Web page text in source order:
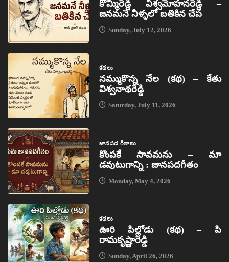
కొమ్మిరెడ్డి విశ్వమోహనరెడ్డి –
జనమనే నీళ్ళలో బతికిన చేప
Sunday, July 12, 2026
కథలు
నమ్ముకొన్న నేల (కథ) – కేతు
విశ్వనాథరెడ్డి
Saturday, July 11, 2026
జానపద గీతాలు
కొంపకే సావమను – మా
డవుటుగాన్ని : జానపదగీతం
Monday, May 4, 2026
కథలు
ఊరి పిల్లోడు (కథ) – పి
రామకృష్ణారెడ్డి
Sunday, April 26, 2026